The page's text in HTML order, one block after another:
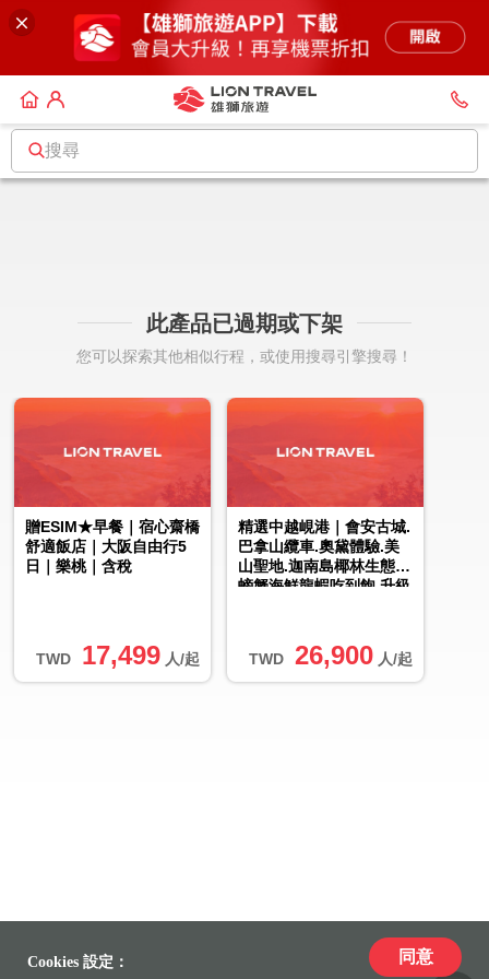
搜尋
此產品已過期或下架
您可以探索其他相似行程，或使用搜尋引擎搜尋！
TWD 17,499 人/起
贈ESIM★早餐｜宿心齋橋
舒適飯店｜大阪自由行5
日｜樂桃｜含稅
TWD 26,900 人/起
精選中越峴港｜會安古城.
巴拿山纜車.奧黛體驗.美
山聖地.迦南島椰林生態.
螃蟹海鮮龍蝦吃到飽.升級
Cookies 設定： 同意